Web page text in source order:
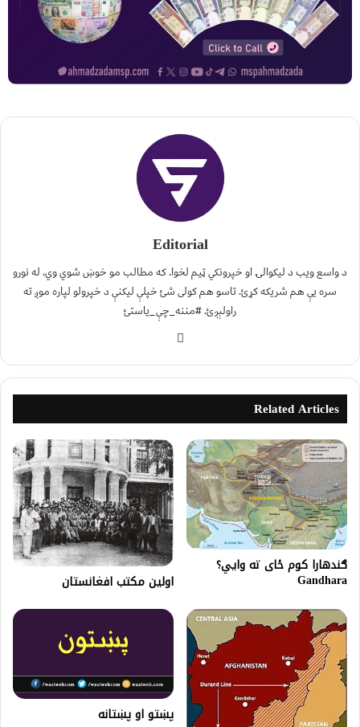
Editorial
د واسع ویب د لیکوالۍ او خپرونکي ټیم لخوا. که مطالب مو خوښ شوي وي، له نورو
سره یې هم شریکه کړئ. تاسو هم کولی شئ خپلې لیکنې د خپرولو لپاره موږ ته
راولېږئ. #مننه_چې_یاستئ
Related Articles
ګندهارا کوم ځای ته وايي؟
Gandhara اولين مکتب افغانستان
پښتو او پښتانه